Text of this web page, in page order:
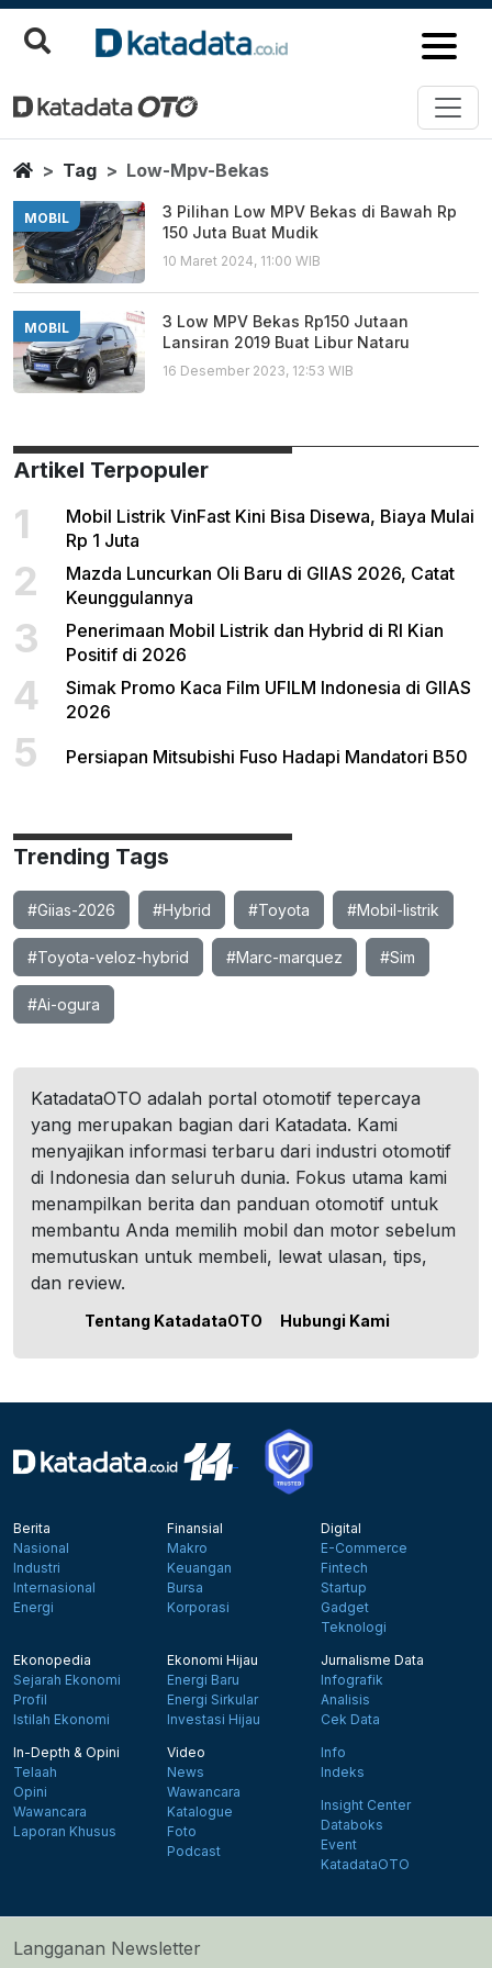
Low Mpv Bekas
Berita Terbaru
HomeTag Low-Mpv-Bekas
MOBIL
3 Pilihan Low MPV Bekas di Bawah Rp
150 Juta Buat Mudik
10 Maret 2024, 11:00 WIB
MOBIL
3 Low MPV Bekas Rp150 Jutaan
Lansiran 2019 Buat Libur Nataru
16 Desember 2023, 12:53 WIB
Artikel Terpopuler
1
Mobil Listrik VinFast Kini Bisa Disewa, Biaya Mulai
Rp 1 Juta
2
Mazda Luncurkan Oli Baru di GIIAS 2026, Catat
Keunggulannya
3
Penerimaan Mobil Listrik dan Hybrid di RI Kian
Positif di 2026
4
Simak Promo Kaca Film UFILM Indonesia di GIIAS
2026
5 Persiapan Mitsubishi Fuso Hadapi Mandatori B50
Trending Tags
#Giias-2026 #Hybrid #Toyota #Mobil-listrik
#Toyota-veloz-hybrid #Marc-marquez #Sim
#Ai-ogura
KatadataOTO adalah portal otomotif tepercaya
yang merupakan bagian dari Katadata. Kami
menyajikan informasi terbaru dari industri otomotif
di Indonesia dan seluruh dunia. Fokus utama kami
menampilkan berita dan panduan otomotif untuk
membantu Anda memilih mobil dan motor sebelum
memutuskan untuk membeli, lewat ulasan, tips,
dan review.
Tentang KatadataOTO Hubungi Kami
Berita
Nasional
Industri
Internasional
Energi
Finansial
Makro
Keuangan
Bursa
Korporasi
Digital
E-Commerce
Fintech
Startup
Gadget
Teknologi
Ekonopedia
Sejarah Ekonomi
Profil
Istilah Ekonomi
Ekonomi Hijau
Energi Baru
Energi Sirkular
Investasi Hijau
Jurnalisme Data
Infografik
Analisis
Cek Data
In-Depth & Opini
Telaah
Opini
Wawancara
Laporan Khusus
Video
News
Wawancara
Katalogue
Foto
Podcast
Info
Indeks
Insight Center
Databoks
Event
KatadataOTO
Langganan Newsletter